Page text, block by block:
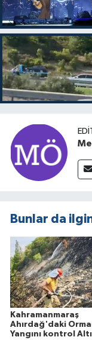
Bunlar da
Kahramanmaraş
Ahırdağ'daki
Yangını kontrol